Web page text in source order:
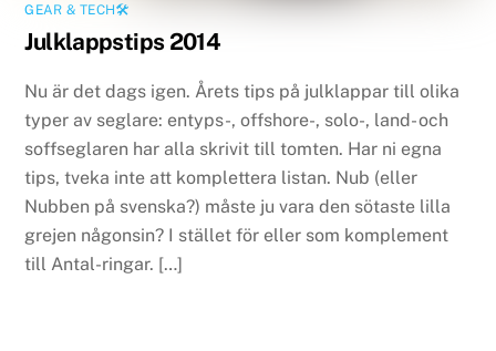
GEAR & TECH🛠
Julklappstips 2014
Nu är det dags igen. Årets tips på julklappar till olika
typer av seglare: entyps-, offshore-, solo-, land- och
soffseglaren har alla skrivit till tomten. Har ni egna
tips, tveka inte att komplettera listan. Nub (eller
Nubben på svenska?) måste ju vara den sötaste lilla
grejen någonsin? I stället för eller som komplement
till Antal-ringar. […]